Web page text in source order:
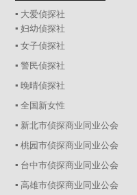
▪ 大爱侦探社
▪ 妇幼侦探社
▪ 女子侦探社
▪ 警民侦探社
▪ 晚晴侦探社
▪ 全国新女性
▪ 新北市侦探商业同业公会
▪ 桃园市侦探商业同业公会
▪ 台中市侦探商业同业公会
▪ 高雄市侦探商业同业公会